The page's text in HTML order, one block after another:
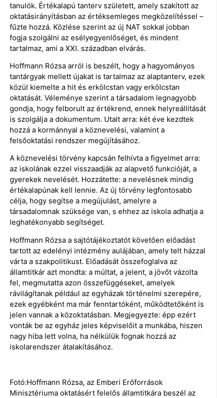
tanulók. Értékalapú tanterv született, amely szakított az
oktatásirányításban az értéksemleges megközelítéssel –
fűzte hozzá. Közlése szerint az új NAT sokkal jobban
fogja szolgálni az esélyegyenlőséget, és mindent
tartalmaz, ami a XXI. században elvárás.
Hoffmann Rózsa arról is beszélt, hogy a hagyományos
tantárgyak mellett újakat is tartalmaz az alaptanterv, ezek
közül kiemelte a hit és erkölcstan vagy erkölcstan
oktatását. Véleménye szerint a társadalom legnagyobb
gondja, hogy felborult az értékrend, ennek helyreállítását
is szolgálja a dokumentum. Utalt arra: két éve kezdtek
hozzá a kormánnyal a köznevelési, valamint a
felsőoktatási rendszer megújításához.
A köznevelési törvény kapcsán felhívta a figyelmet arra:
az iskolának ezzel visszaadják az alapvető funkcióját, a
gyerekek nevelését. Hozzátette: a nevelésnek mindig
értékalapúnak kell lennie. Az új törvény legfontosabb
célja, hogy segítse a megújulást, amelyre a
társadalomnak szüksége van, s ehhez az iskola adhatja a
leghatékonyabb segítséget.
Hoffmann Rózsa a sajtótájékoztatót követően előadást
tartott az edelényi intézmény aulájában, amely telt házzal
várta a szakpolitikust. Előadását összefoglalva az
államtitkár azt mondta: a múltat, a jelent, a jövőt vázolta
fel, megmutatta azon összefüggéseket, amelyek
rávilágítanak például az egyházak történelmi szerepére,
ezek egyébként ma már fenntartóként, működtetőként is
jelen vannak a közoktatásban. Megjegyezte: épp ezért
vonták be az egyház jeles képviselőit a munkába, hiszen
nagy hiba lett volna, ha nélkülük fognak hozzá az
iskolarendszer átalakításához.
Fotó:Hoffmann Rózsa, az Emberi Erőforrások
Minisztériuma oktatásért felelős államtitkára beszél az